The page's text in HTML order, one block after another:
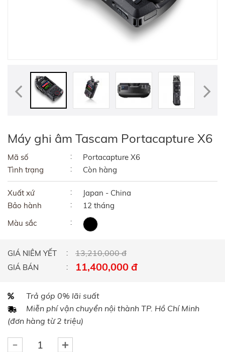
Máy ghi âm Tascam Portacapture X6
Mã số
Portacapture X6
Tình trạng
Còn hàng
Xuất xứ
Japan - China
Bảo hành
12 tháng
Màu sắc
GIÁ NIÊM YẾT 13,210,000 đ
GIÁ BÁN 11,400,000 đ
Trả góp 0% lãi suất
Miễn phí vận chuyển nội thành TP. Hồ Chí Minh
(đơn hàng từ 2 triệu)